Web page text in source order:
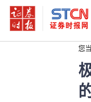
您